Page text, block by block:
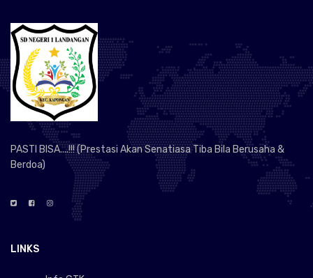
PASTI BISA....!!! (Prestasi Akan Senatiasa Tiba Bila Berusaha &
Berdoa)
LINKS